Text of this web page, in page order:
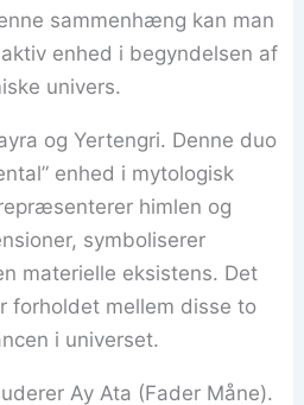
sammenhæng kan man
enhed i begyndelsen af
univers.
og Yertengri. Denne duo
enhed i mytologisk
himlen og
symboliserer
materielle eksistens. Det
forholdet mellem disse to
i universet.
Ay Ata (Fader Måne).